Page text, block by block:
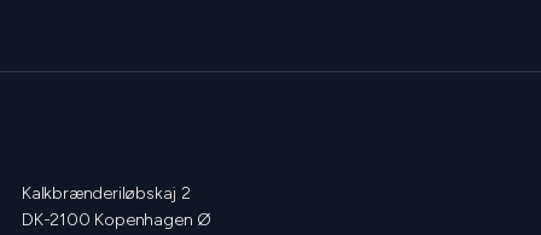
Kalkbrænderiløbskaj 2
DK-2100 Kopenhagen Ø